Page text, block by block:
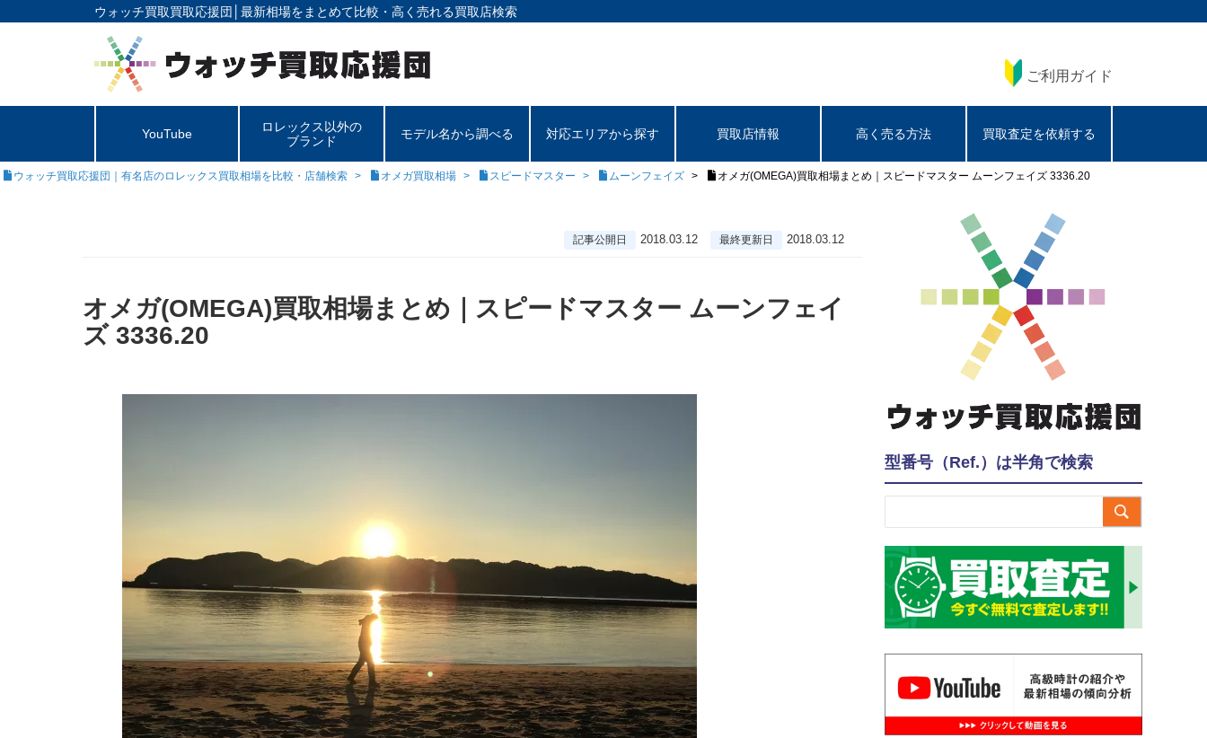
ウォッチ買取買取応援団│ 最新相場をまとめて比較・高く売れる買取店検索
ご利用ガイド
YouTube
ロレックス以外の
ブランド
モデル名から調べる 対応エリアから探す 買取店情報 高く売る方法 買取査定を依頼する
ウォッチ買取応援団｜有名店のロレックス買取相場を比較・店舗検索 オメガ買取相場 スピードマスター ムーンフェイズ オメガ(OMEGA)買取相場まとめ｜スピードマスター ムーンフェイズ 3336.20
記事公開日 2018.03.12 最終更新日 2018.03.12
オメガ(OMEGA)買取相場まとめ｜スピードマスター ムーンフェイ
ズ 3336.20
型番号（Ref.）は半角で検索
